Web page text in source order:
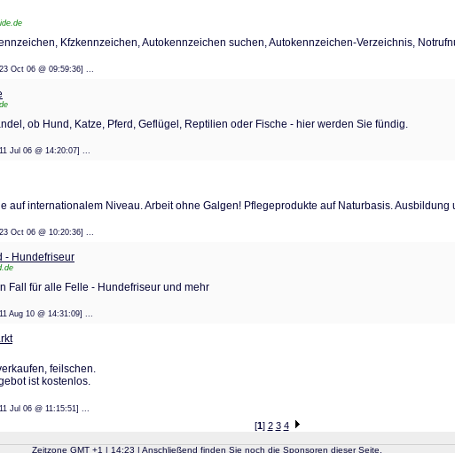
Kfzkennzeichen, Autokennzeichen suchen, Autokennzeichen-Verzeichnis,
23 Oct 06 @ 09:59:36] ...
ob Hund, Katze, Pferd, Geflügel, Reptilien oder Fische - hier werden Sie fündig.
11 Jul 06 @ 14:20:07] ...
auf internationalem Niveau. Arbeit ohne Galgen! Pflegeprodukte auf Naturbasis. Ausbildung
23 Oct 06 @ 10:20:36] ...
- Hundefriseur
Fall für alle Felle - Hundefriseur und mehr
11 Aug 10 @ 14:31:09] ...
feilschen.
ist kostenlos.
11 Jul 06 @ 11:15:51] ...
[1] 2 3 4
Zeitzone GMT +1 | 14:23 | Anschließend finden Sie noch die Sponsoren dieser Seite.